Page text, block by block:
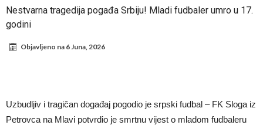
pravila
Arsenal za 138 miliona evra dovodi zvezdu Serie A?
Nestvarna tragedija pogađa Srbiju! Mladi fudbaler umro u 17.
godini
Objavljeno na 6 Juna, 2026
Uzbudljiv i tragičan događaj pogodio je srpski fudbal – FK Sloga iz
Petrovca na Mlavi potvrdio je smrtnu vijest o mladom fudbaleru